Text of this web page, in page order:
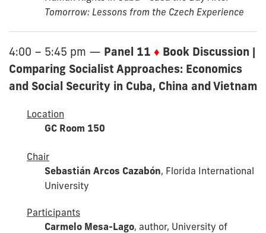
Tomorrow: Lessons from the Czech Experience
4:00 – 5:45 pm — Panel 11 ♦ Book Discussion |
Comparing Socialist Approaches: Economics
and Social Security in Cuba, China and Vietnam
Location
GC Room 150
Chair
Sebastián Arcos Cazabón, Florida International
University
Participants
Carmelo Mesa-Lago, author, University of